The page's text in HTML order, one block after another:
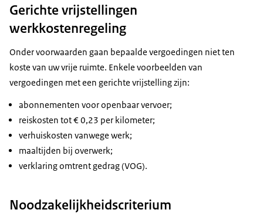
Gerichte vrijstellingen
werkkostenregeling
Onder voorwaarden gaan bepaalde vergoedingen niet ten
koste van uw vrije ruimte. Enkele voorbeelden van
vergoedingen met een gerichte vrijstelling zijn:
abonnementen voor openbaar vervoer;
reiskosten tot € 0,23 per kilometer;
verhuiskosten vanwege werk;
maaltijden bij overwerk;
verklaring omtrent gedrag (VOG).
Noodzakelijkheidscriterium